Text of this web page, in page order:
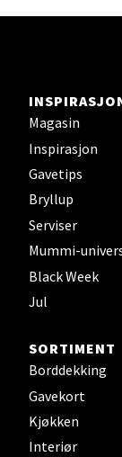
Magasin
Inspirasjon
Gavetips
Bryllup
Serviser
Mummi-
Black Week
Jul
SORTIMENT
Borddekking
Gavekort
Kjøkken
Interiør
Strangata
Åpent i dag
Åpent i dag